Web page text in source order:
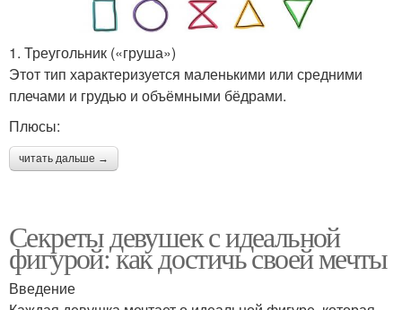
1. Треугольник («груша»)
Этот тип характеризуется маленькими или средними
плечами и грудью и объёмными бёдрами.
Плюсы:
читать дальше →
Секреты девушек с идеальной
фигурой: как достичь своей мечты
Введение